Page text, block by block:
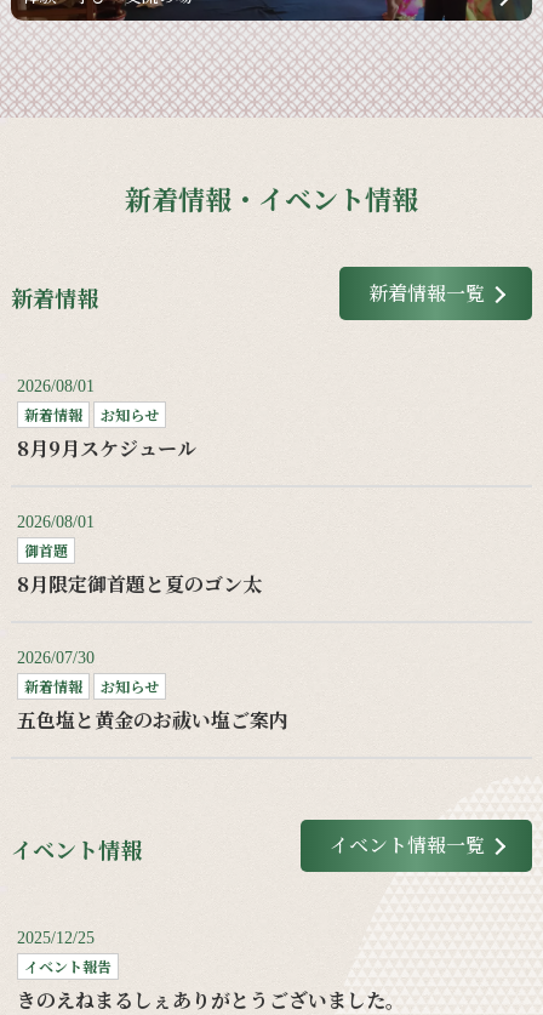
新着情報・イベント情報
新着情報 新着情報一覧
2026/08/01
新着情報 お知らせ
8月9月スケジュール
2026/08/01
御首題
8月限定御首題と夏のゴン太
2026/07/30
新着情報 お知らせ
五色塩と黄金のお祓い塩ご案内
イベント情報 イベント情報一覧
2025/12/25
イベント報告
きのえねまるしぇありがとうございました。